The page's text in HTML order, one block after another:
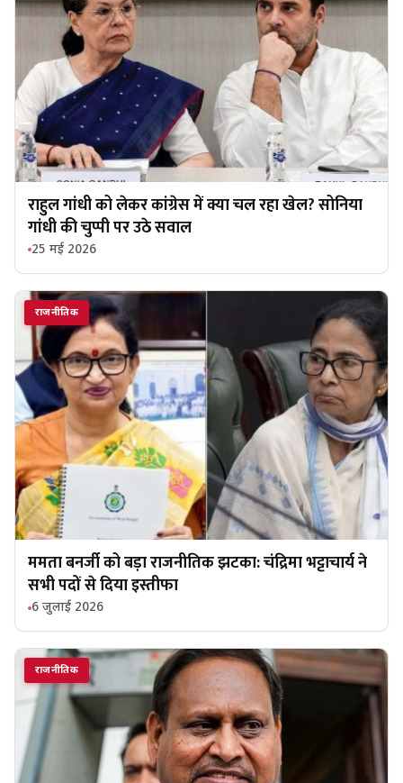
राहुल गांधी को लेकर कांग्रेस में क्या चल रहा खेल? सोनिया
गांधी की चुप्पी पर उठे सवाल
25 मई 2026
राजनीतिक
ममता बनर्जी को बड़ा राजनीतिक झटका: चंद्रिमा भट्टाचार्य ने
सभी पदों से दिया इस्तीफा
6 जुलाई 2026
राजनीतिक